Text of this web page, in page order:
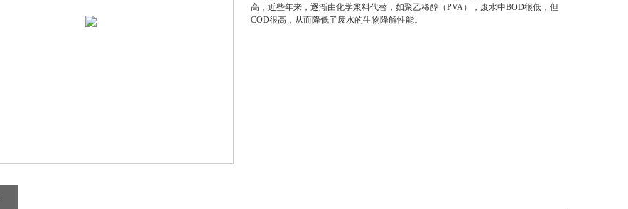
高，近些年来，逐渐由化学浆料代替，如聚乙稀醇（PVA），废水中BOD很低，但
COD很高，从而降低了废水的生物降解性能。